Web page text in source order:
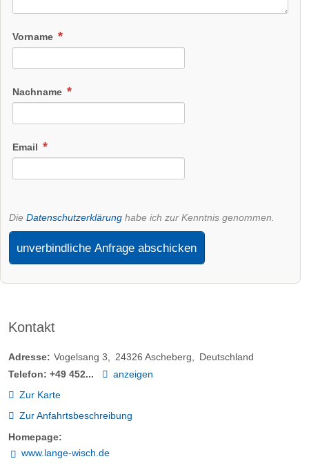
Vorname
Nachname
Email
Die Datenschutzerklärung habe ich zur Kenntnis genommen.
unverbindliche Anfrage abschicken
Kontakt
Adresse: Vogelsang 3 24326 Ascheberg
Deutschland
Telefon: +49 452...
anzeigen
Zur Karte
Zur Anfahrtsbeschreibung
Homepage:
www.lange-wisch.de